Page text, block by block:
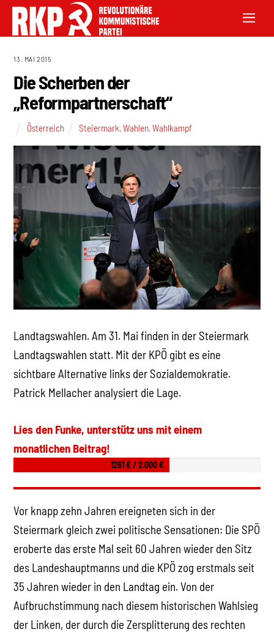
13. MAI 2015
Die Scherben der
„Reformpartnerschaft“
Österreich Steiermark,Wahlen,Wahlkampf
Landtagswahlen. Am 31. Mai finden in der Steiermark
Landtagswahlen statt. Mit der KPÖ gibt es eine
sichtbare Alternative links der Sozialdemokratie.
Patrick Mellacher analysiert die Lage.
Lies den Funke, unterstütz uns mit einem
monatlichen Beitrag!
1261 € / 2.000 €
Vor knapp zehn Jahren ereigneten sich in der
Steiermark gleich zwei politische Sensationen: Die SPÖ
eroberte das erste Mal seit 60 Jahren wieder den Sitz
des Landeshauptmanns und die KPÖ zog erstmals seit
35 Jahren wieder in den Landtag ein. Von der
Aufbruchstimmung nach diesem historischen Wahlsieg
der Linken, der durch die Zersplitterung des rechten